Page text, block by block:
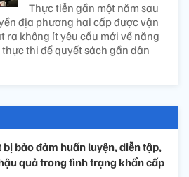
Thực tiễn gần một năm sau
địa phương hai cấp được vận
ra không ít yêu cầu mới về năng
thi để quyết sách gần dân
bảo đảm huấn luyện, diễn tập,
quả trong tình trạng khẩn cấp